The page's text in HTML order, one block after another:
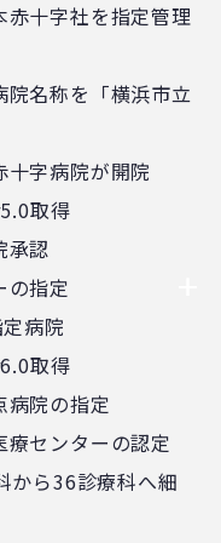
十字社を指定管理
名称を「横浜市立
字病院が開院
取得
承認
指定
病院
取得
院の指定
センターの認定
ら36診療科へ細